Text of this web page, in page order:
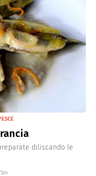
diliscando le